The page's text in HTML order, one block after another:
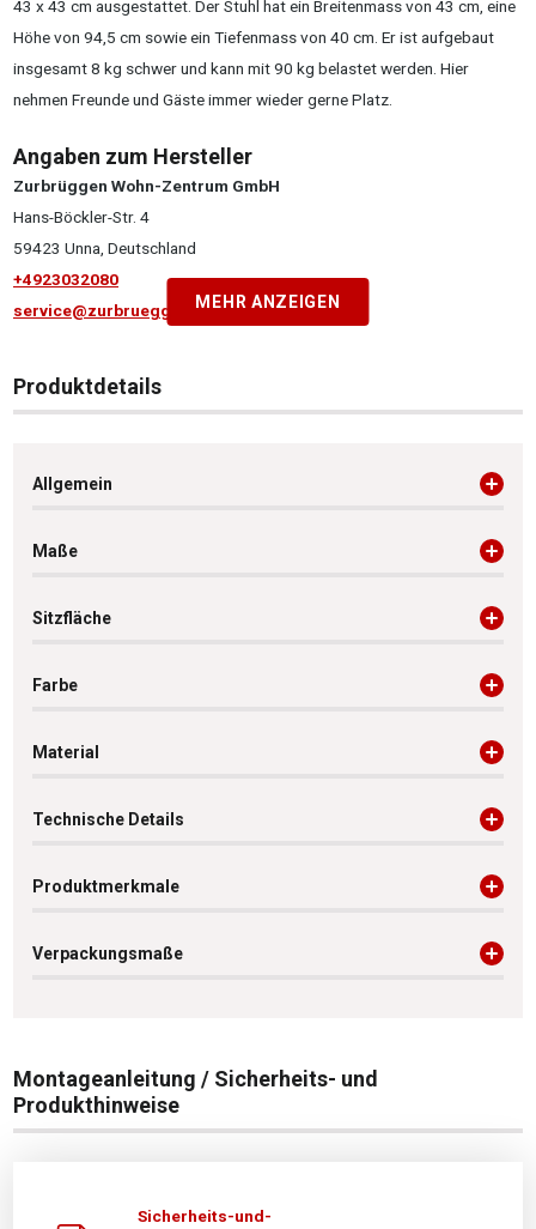
43 x 43 cm ausgestattet. Der Stuhl hat ein Breitenmass von 43 cm, eine
Höhe von 94,5 cm sowie ein Tiefenmass von 40 cm. Er ist aufgebaut
insgesamt 8 kg schwer und kann mit 90 kg belastet werden. Hier
nehmen Freunde und Gäste immer wieder gerne Platz.
Angaben zum Hersteller
Zurbrüggen Wohn-Zentrum GmbH
Hans-Böckler-Str. 4
59423 Unna, Deutschland
+4923032080
service@zurbrueggen.deMEHR ANZEIGEN
Produktdetails
Allgemein
Maße
Sitzfläche
Farbe
Material
Technische Details
Produktmerkmale
Verpackungsmaße
Montageanleitung / Sicherheits- und
Produkthinweise
Sicherheits-und-